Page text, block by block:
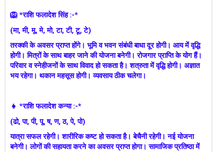
🦁 *राशि फलादेश सिंह :-*
(मा, मी, मू, मे, मो, टा, टी, टू, टे)
तरक्की के अवसर प्राप्त होंगे। भूमि व भवन संबंधी बाधा दूर होगी। आय में वृद्धि
होगी। मित्रों के साथ बाहर जाने की योजना बनेगी। रोजगार प्राप्ति के योग हैं।
परिवार व स्नेहीजनों के साथ विवाद हो सकता है। शत्रुता में वृद्धि होगी। अज्ञात
भय रहेगा। थकान महसूस होगी। व्यवसाय ठीक चलेगा।
👧 *राशि फलादेश कन्या :-*
(ढो, पा, पी, पू, ष, ण, ठ, पे, पो)
यात्रा सफल रहेगी। शारीरिक कष्ट हो सकता है। बेचैनी रहेगी। नई योजना
बनेगी। लोगों की सहायता करने का अवसर प्राप्त होगा। सामाजिक प्रतिष्ठा में